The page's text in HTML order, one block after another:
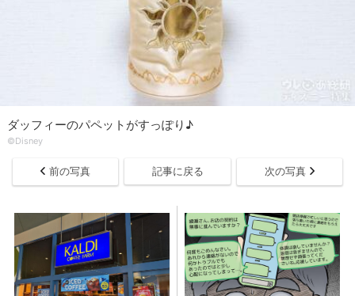
ダッフィーのパペットがすっぽり♪
©Disney
前の写真 記事に戻る 次の写真